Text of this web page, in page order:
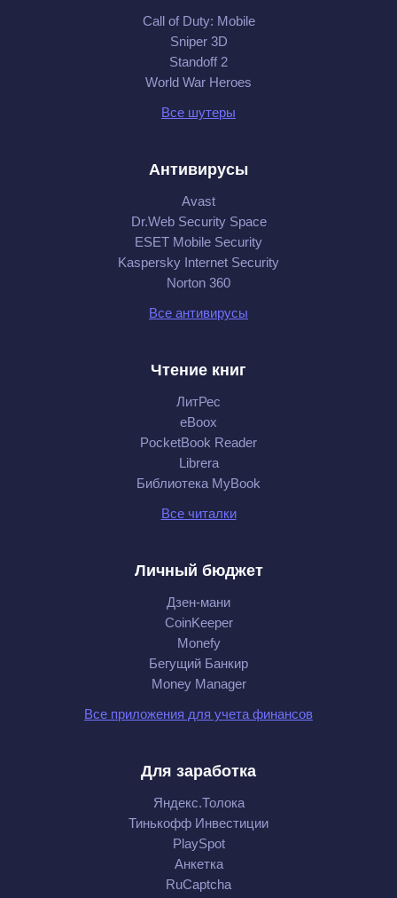
Call of Duty: Mobile
Sniper 3D
Standoff 2
World War Heroes
Все шутеры
Антивирусы
Avast
Dr.Web Security Space
ESET Mobile Security
Kaspersky Internet Security
Norton 360
Все антивирусы
Чтение книг
ЛитРес
eBoox
PocketBook Reader
Librera
Библиотека MyBook
Все читалки
Личный бюджет
Дзен-мани
CoinKeeper
Monefy
Бегущий Банкир
Money Manager
Все приложения для учета финансов
Для заработка
Яндекс.Толока
Тинькофф Инвестиции
PlaySpot
Анкетка
RuCaptcha